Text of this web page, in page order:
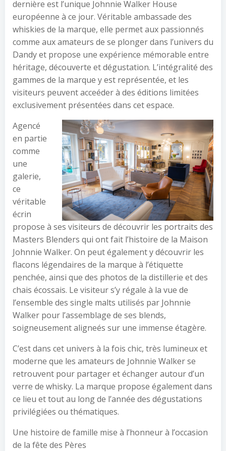
dernière est l’unique Johnnie Walker House
européenne à ce jour. Véritable ambassade des
whiskies de la marque, elle permet aux passionnés
comme aux amateurs de se plonger dans l’univers du
Dandy et propose une expérience mémorable entre
héritage, découverte et dégustation. L’intégralité des
gammes de la marque y est représentée, et les
visiteurs peuvent acceéder à des éditions limitées
exclusivement présentées dans cet espace.
Agencé
en partie
comme
une
galerie,
ce
véritable
écrin
propose à ses visiteurs de découvrir les portraits des
Masters Blenders qui ont fait l’histoire de la Maison
Johnnie Walker. On peut également y découvrir les
flacons légendaires de la marque à l’étiquette
penchée, ainsi que des photos de la distillerie et des
chais écossais. Le visiteur s’y régale à la vue de
l’ensemble des single malts utilisés par Johnnie
Walker pour l’assemblage de ses blends,
soigneusement aligneés sur une immense étagère.
C’est dans cet univers à la fois chic, très lumineux et
moderne que les amateurs de Johnnie Walker se
retrouvent pour partager et échanger autour d’un
verre de whisky. La marque propose également dans
ce lieu et tout au long de l’année des dégustations
privilégiées ou thématiques.
Une histoire de famille mise à l’honneur à l’occasion
de la fête des Pères